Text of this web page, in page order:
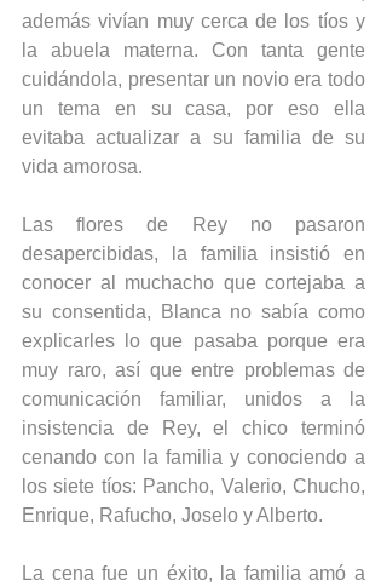
además vivían muy cerca de los tíos y
la abuela materna. Con tanta gente
cuidándola, presentar un novio era todo
un tema en su casa, por eso ella
evitaba actualizar a su familia de su
vida amorosa.
Las flores de Rey no pasaron
desapercibidas, la familia insistió en
conocer al muchacho que cortejaba a
su consentida, Blanca no sabía como
explicarles lo que pasaba porque era
muy raro, así que entre problemas de
comunicación familiar, unidos a la
insistencia de Rey, el chico terminó
cenando con la familia y conociendo a
los siete tíos: Pancho, Valerio, Chucho,
Enrique, Rafucho, Joselo y Alberto.
La cena fue un éxito, la familia amó a